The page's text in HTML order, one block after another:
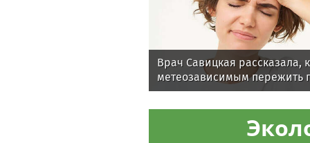
Врач Савицкая рассказала,
метеозависимым пережить
температуры